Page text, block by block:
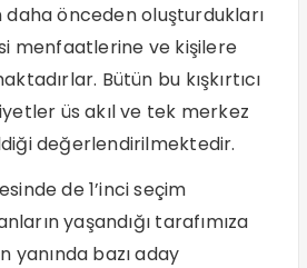
önceden oluşturdukları
menfaatlerine ve kişilere
Bütün bu kışkırtıcı
üs akıl ve tek merkez
değerlendirilmektedir.
de 1’inci seçim
yaşandığı tarafımıza
yanında bazı aday